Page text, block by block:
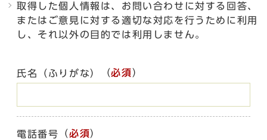
取得した個人情報は、お問い合わせに対する回答、
またはご意見に対する適切な対応を行うために利用
し、それ以外の目的では利用しません。
氏名（ふりがな） （必須）
電話番号 （必須）